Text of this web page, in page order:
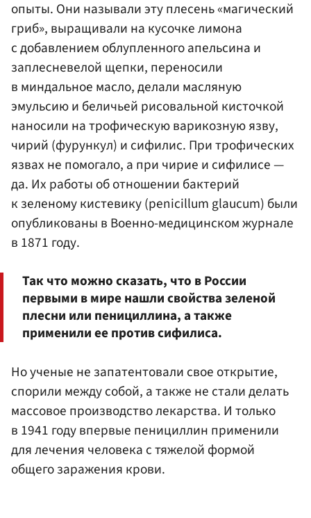
опыты. Они называли эту плесень «магический
гриб», выращивали на кусочке лимона
с добавлением облупленного апельсина и
заплесневелой щепки, переносили
в миндальное масло, делали масляную
эмульсию и беличьей рисовальной кисточкой
наносили на трофическую варикозную язву,
чирий (фурункул) и сифилис. При трофических
язвах не помогало, а при чирие и сифилисе —
да. Их работы об отношении бактерий
к зеленому кистевику (penicillum glaucum) были
опубликованы в Военно-медицинском журнале
в 1871 году.
Так что можно сказать, что в России
первыми в мире нашли свойства зеленой
плесни или пенициллина, а также
применили ее против сифилиса.
Но ученые не запатентовали свое открытие,
спорили между собой, а также не стали делать
массовое производство лекарства. И только
в 1941 году впервые пенициллин применили
для лечения человека с тяжелой формой
общего заражения крови.